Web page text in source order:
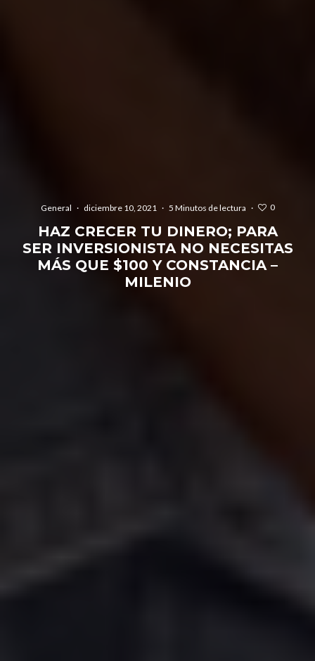
General · diciembre 10, 2021 · 5 Minutos de lectura · 0
HAZ CRECER TU DINERO; PARA
SER INVERSIONISTA NO NECESITAS
MÁS QUE $100 Y CONSTANCIA –
MILENIO